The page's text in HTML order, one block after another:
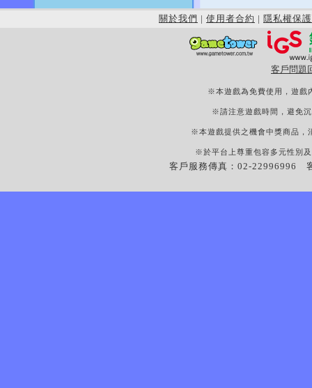
關於我們 | 使用者合約 | 隱私權保護
客戶問題
※本遊戲為免費使用，遊戲
※請注意遊戲時間，避免
※本遊戲提供之機會中獎商品，
※於平台上尊重包容多元性別
客戶服務傳真：02-22996996